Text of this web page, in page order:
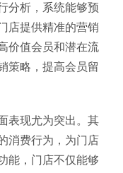
分析，系统能够预
店提供精准的营销
价值会员和潜在流
策略，提高会员留
表现尤为突出。其
消费行为，为门店
能，门店不仅能够